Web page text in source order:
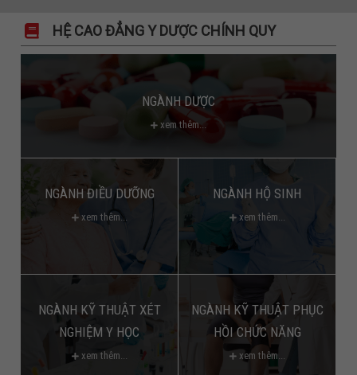
HỆ CAO ĐẲNG Y DƯỢC CHÍNH QUY
NGÀNH DƯỢC
xem thêm...
NGÀNH ĐIỀU DƯỠNG
xem thêm...
NGÀNH HỘ SINH
xem thêm...
NGÀNH KỸ THUẬT XÉT
NGHIỆM Y HỌC
xem thêm...
NGÀNH KỸ THUẬT PHỤC
HỒI CHỨC NĂNG
xem thêm...